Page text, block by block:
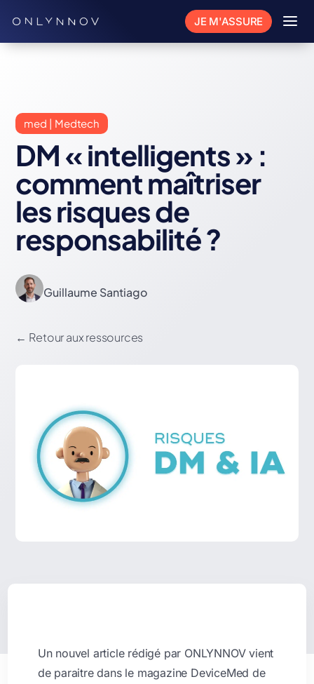
JE M'ASSURE a
med | Medtech
DM « intelligents » :
comment maîtriser
les risques de
responsabilité ?
Guillaume Santiago
← Retour aux ressources
Un nouvel article rédigé par ONLYNNOV vient
de paraitre dans le magazine DeviceMed de